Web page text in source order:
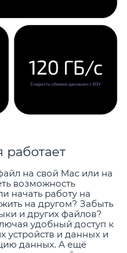
работает
на свой Mac или на
возможность
начать работу на
на другом? Забыть
и других файлов?
удобный доступ к
устройств и данных и
данных. А ещё